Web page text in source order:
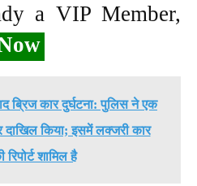
a VIP Member,
ब्रिज कार दुर्घटना: पुलिस ने एक
दाखिल किया; इसमें लक्जरी कार
रिपोर्ट शामिल है